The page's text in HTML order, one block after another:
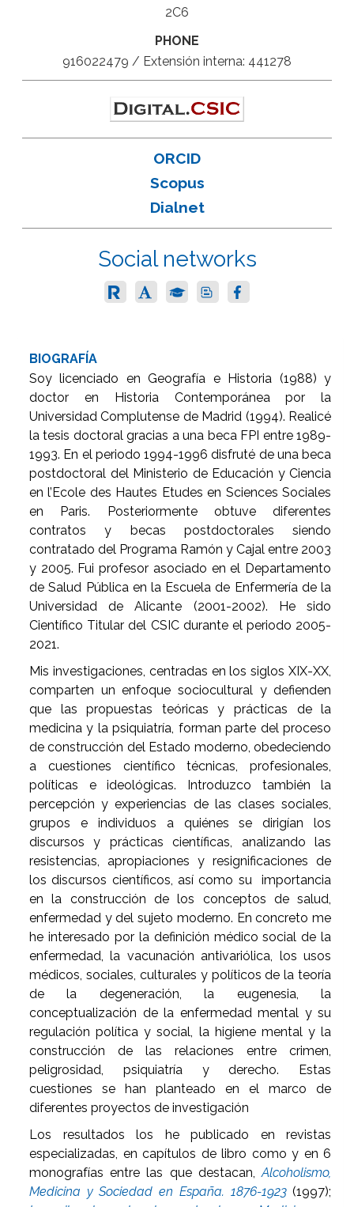
2C6
PHONE
916022479 / Extensión interna: 441278
ORCID
Scopus
Dialnet
Social networks
BIOGRAFÍA
Soy licenciado en Geografía e Historia (1988) y
doctor en Historia Contemporánea por la
Universidad Complutense de Madrid (1994). Realicé
la tesis doctoral gracias a una beca FPI entre 1989-
1993. En el periodo 1994-1996 disfruté de una beca
postdoctoral del Ministerio de Educación y Ciencia
en l’Ecole des Hautes Etudes en Sciences Sociales
en Paris. Posteriormente obtuve diferentes
contratos y becas postdoctorales siendo
contratado del Programa Ramón y Cajal entre 2003
y 2005. Fui profesor asociado en el Departamento
de Salud Pública en la Escuela de Enfermería de la
Universidad de Alicante (2001-2002). He sido
Científico Titular del CSIC durante el periodo 2005-
2021.
Mis investigaciones, centradas en los siglos XIX-XX,
comparten un enfoque sociocultural y defienden
que las propuestas teóricas y prácticas de la
medicina y la psiquiatría, forman parte del proceso
de construcción del Estado moderno, obedeciendo
a cuestiones científico técnicas, profesionales,
políticas e ideológicas. Introduzco también la
percepción y experiencias de las clases sociales,
grupos e individuos a quiénes se dirigían los
discursos y prácticas científicas, analizando las
resistencias, apropiaciones y resignificaciones de
los discursos científicos, así como su importancia
en la construcción de los conceptos de salud,
enfermedad y del sujeto moderno. En concreto me
he interesado por la definición médico social de la
enfermedad, la vacunación antivariólica, los usos
médicos, sociales, culturales y políticos de la teoría
de la degeneración, la eugenesia, la
conceptualización de la enfermedad mental y su
regulación política y social, la higiene mental y la
construcción de las relaciones entre crimen,
peligrosidad, psiquiatría y derecho. Estas
cuestiones se han planteado en el marco de
diferentes proyectos de investigación
Los resultados los he publicado en revistas
especializadas, en capítulos de libro como y en 6
monografías entre las que destacan,Alcoholismo,
Medicina y Sociedad en España. 1876-1923(1997);